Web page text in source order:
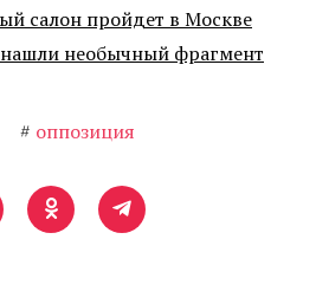
салон пройдет в Москве
необычный фрагмент
# оппозиция